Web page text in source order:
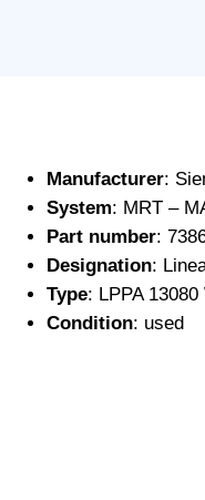
Manufacturer:
System: MRT –
Part number:
Designation:
Type: LPPA 13080
Condition: used